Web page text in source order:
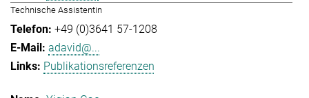
Technische Assistentin
+49 (0)3641 57-1208
adavid@...
Publikationsreferenzen